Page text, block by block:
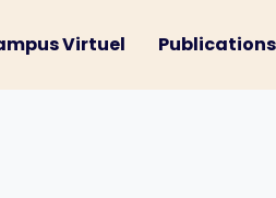
Virtuel Publications